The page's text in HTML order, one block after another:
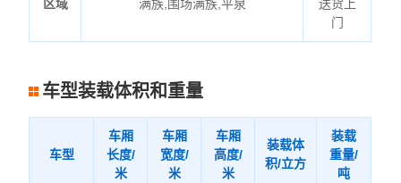
区域
满族,围场满族,平泉
送货上
门
车型装载体积和重量
车型
车厢
长度/
米
车厢
宽度/
米
车厢
高度/
米
装载体
积/立方
装载
重量/
吨